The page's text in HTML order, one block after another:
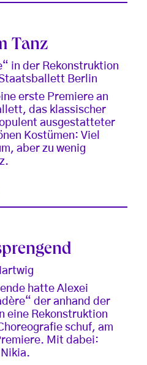
Tanz
in der Rekonstruktion
Berlin
erste Premiere an
das klassischer
ausgestatteter
Kostümen: Viel
aber zu wenig
hatte Alexei
der anhand der
eine Rekonstruktion
schuf, am
Mit dabei: